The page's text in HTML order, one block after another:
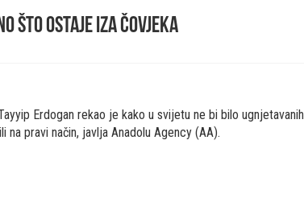
što ostaje iza čovjeka
Erdogan rekao je kako u svijetu ne bi bilo ugnjetavanih
na pravi način, javlja Anadolu Agency (AA).